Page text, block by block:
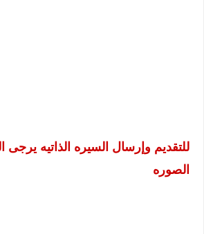
للتقديم وإرسال السيره الذاتيه
الصوره